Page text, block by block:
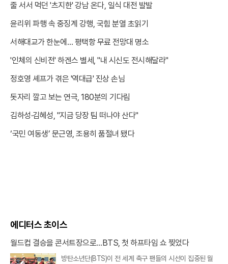
줄 서서 먹던 '츠지한' 강남 온다, 일식 대전 발발
윤리위 파행 속 중징계 강행, 국힘 분열 초읽기
서해대교가 한눈에… 평택항 무료 전망대 명소
'인체의 신비전' 하겐스 별세, "내 시신도 전시해달라"
정호영 셰프가 겪은 '역대급' 진상 손님
돗자리 깔고 보는 연극, 180분의 기다림
김하성·김혜성, "지금 당장 팀 떠나야 산다"
‘국민 여동생’ 문근영, 조용히 품절녀 됐다
에디터스 초이스
월드컵 결승을 콘서트장으로…BTS, 첫 하프타임 쇼 찢었다
방탄소년단(BTS)이 전 세계 축구 팬들의 시선이 집중된 월